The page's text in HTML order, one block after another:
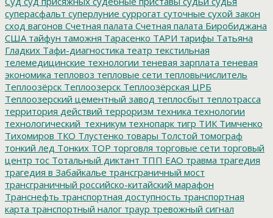
суперасфальт суперлуние суррогат суточные сухой закон
сход вагонов Счетная палата Счетная палата Биробиджана
США тайфун таможня Тарасенко ТАРИ тарифы Татьяна
Гладких Тафи-диагностика театр текстильная
телемедицинские технологии теневая зарплата теневая
экономика тепловоз тепловые сети тепловычислитель
Теплоозёрск Теплоозерск Теплоозёрская ЦРБ
Теплоозерский цементный завод теплосбыт теплотрасса
территория действий терроризм техника технологии
технологический_техникум технопарк тигр ТИК Тимченко
Тихомиров ТКО Тлустенко товары Толстой томограф
тонкий лед Тонких ТОР торговля торговые сети торговый
центр тос Тотальный диктант ТПП ЕАО травма трагедия
трагедия в Забайкалье трансграничный мост
трансграничный российско-китайский марафон
Транснефть транспортная доступность транспортная
карта транспортный налог траур тревожный сигнал